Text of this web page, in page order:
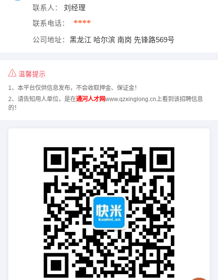
联系人： 刘经理
联系电话： ****
公司地址： 黑龙江 哈尔滨 南岗 先锋路569号
温馨提示
1、本平台仅供信息发布，不会收取押金、保证金！
2、请告知用人单位，是在通河人才网www.qzxinglong.cn上看到该招聘信息
的！